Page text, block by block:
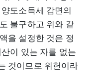
도소득세 감면의
불구하고 위와 같
을 설정한 것은 정
이 있는 자를 없는
것이므로 위헌이라